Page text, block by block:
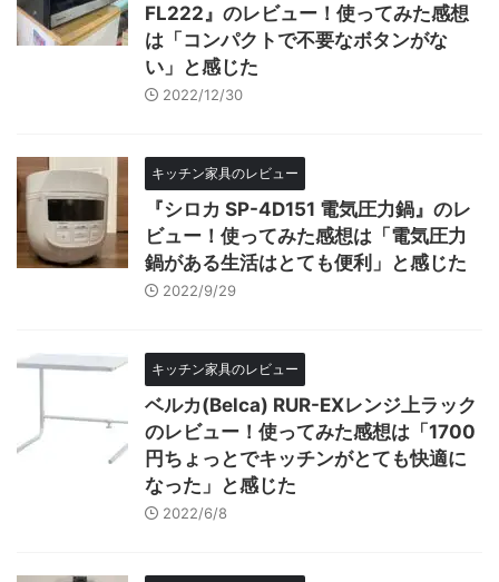
FL222』のレビュー！使ってみた感想
は「コンパクトで不要なボタンがな
い」と感じた
2022/12/30
キッチン家具のレビュー
『シロカ SP-4D151 電気圧力鍋』のレ
ビュー！使ってみた感想は「電気圧力
鍋がある生活はとても便利」と感じた
2022/9/29
キッチン家具のレビュー
ベルカ(Belca) RUR-EXレンジ上ラック
のレビュー！使ってみた感想は「1700
円ちょっとでキッチンがとても快適に
なった」と感じた
2022/6/8